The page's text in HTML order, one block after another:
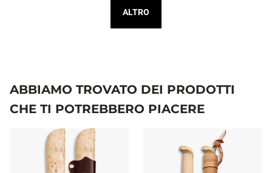
ALTRO
ABBIAMO TROVATO DEI PRODOTTI
CHE TI POTREBBERO PIACERE